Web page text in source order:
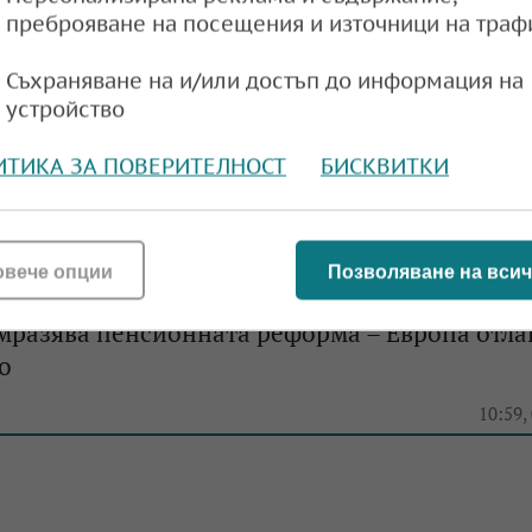
водещите търговски партньори на
ни за периода януари-юли е в размер на
пенсионната реформа – Европа
10:59,
преброяване на посещения и източници на
Съхраняване на и/или достъп до информация на
устройство
ЗА ПОВЕРИТЕЛНОСТ БИСКВИТКИ
Позволяване на
опции